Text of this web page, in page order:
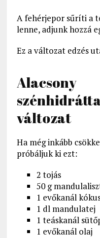
A fehérjepor sűríti a
lenne, adjunk hozzá
Ez a változat edzés
Alacsony
változat
Ha még inkább
próbáljuk ki ezt:
2 tojás
50 g
1 evőkanál
1 dl mandulatej
1 teáskanál
1 evőkanál olaj